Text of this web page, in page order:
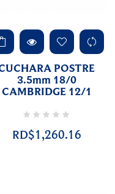
POSTRE
3.5mm 18/0
CAMBRIDGE 12/1
RD$1,260.16